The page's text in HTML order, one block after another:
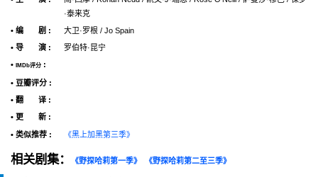
·泰来克
• 编 剧 :
大卫·罗根 / Jo Spain
• 导 演 :
罗伯特·昆宁
•
IMDb评分 :
• 豆瓣评分 :
• 翻 译 :
• 更 新 :
• 类似推荐 : 《黑上加黑第三季》
相关剧集： 《野探哈莉第一季》 《野探哈莉第二至三季》